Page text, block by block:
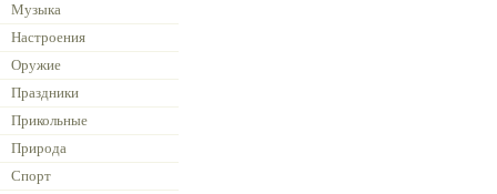
Музыка
Настроения
Оружие
Праздники
Прикольные
Природа
Спорт